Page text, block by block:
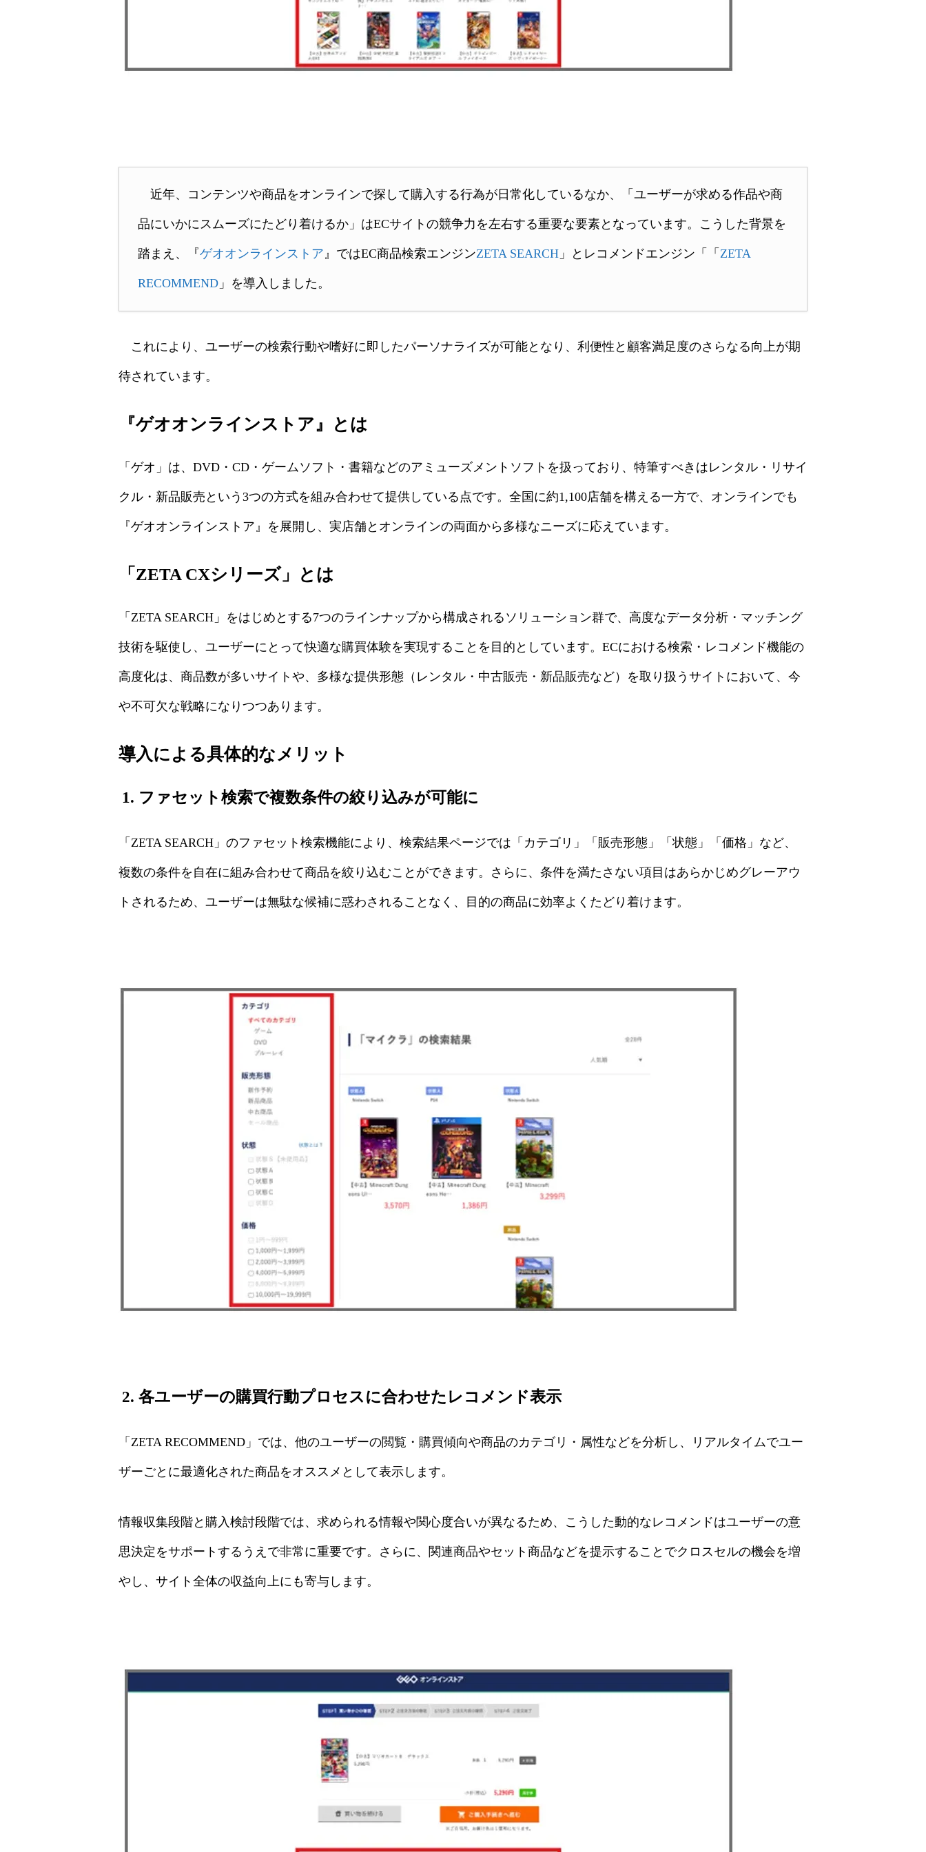
近年、コンテンツや商品をオンラインで探して購入する行為が日常化しているなか、「ユーザーが求める作品や商
品にいかにスムーズにたどり着けるか」はECサイトの競争力を左右する重要な要素となっています。こうした背景を
踏まえ、『ゲオオンラインストア 』ではEC商品検索エンジンZETA SEARCH 」とレコメンドエンジン「「 ZETA
RECOMMEND 」を導入しました。
これにより、ユーザーの検索行動や嗜好に即したパーソナライズが可能となり、利便性と顧客満足度のさらなる向上が期
待されています。
『ゲオオンラインストア』とは
「ゲオ」は、DVD・CD・ゲームソフト・書籍などのアミューズメントソフトを扱っており、特筆すべきはレンタル・リサイ
クル・新品販売という3つの方式を組み合わせて提供している点です。全国に約1,100店舗を構える一方で、オンラインでも
『ゲオオンラインストア』を展開し、実店舗とオンラインの両面から多様なニーズに応えています。
「ZETA CXシリーズ」とは
「ZETA SEARCH」をはじめとする7つのラインナップから構成されるソリューション群で、高度なデータ分析・マッチング
技術を駆使し、ユーザーにとって快適な購買体験を実現することを目的としています。ECにおける検索・レコメンド機能の
高度化は、商品数が多いサイトや、多様な提供形態（レンタル・中古販売・新品販売など）を取り扱うサイトにおいて、今
や不可欠な戦略になりつつあります。
導入による具体的なメリット
1. ファセット検索で複数条件の絞り込みが可能に
「ZETA SEARCH」のファセット検索機能により、検索結果ページでは「カテゴリ」「販売形態」「状態」「価格」など、
複数の条件を自在に組み合わせて商品を絞り込むことができます。さらに、条件を満たさない項目はあらかじめグレーアウ
トされるため、ユーザーは無駄な候補に惑わされることなく、目的の商品に効率よくたどり着けます。
2. 各ユーザーの購買行動プロセスに合わせたレコメンド表示
「ZETA RECOMMEND」では、他のユーザーの閲覧・購買傾向や商品のカテゴリ・属性などを分析し、リアルタイムでユー
ザーごとに最適化された商品をオススメとして表示します。
情報収集段階と購入検討段階では、求められる情報や関心度合いが異なるため、こうした動的なレコメンドはユーザーの意
思決定をサポートするうえで非常に重要です。さらに、関連商品やセット商品などを提示することでクロスセルの機会を増
やし、サイト全体の収益向上にも寄与します。